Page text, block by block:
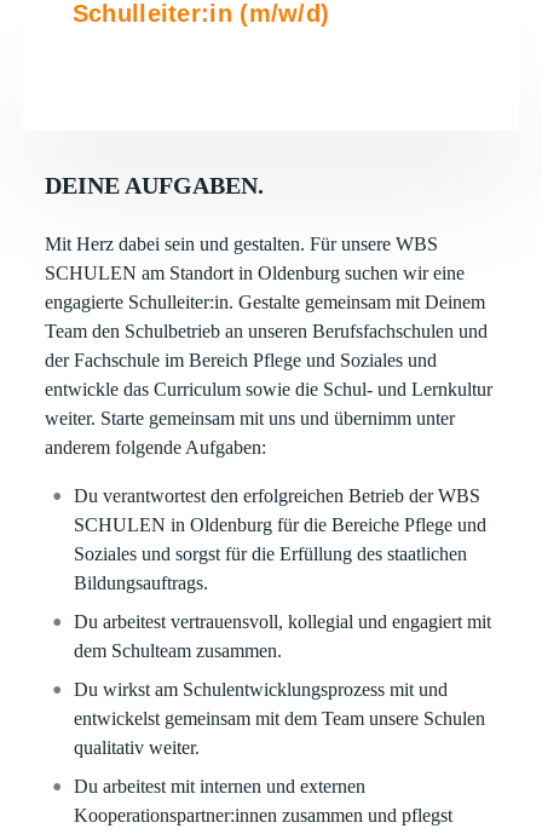
Schulleiter:in (m/w/d)
DEINE AUFGABEN.
Mit Herz dabei sein und gestalten. Für unsere WBS
SCHULEN am Standort in Oldenburg suchen wir eine
engagierte Schulleiter:in. Gestalte gemeinsam mit Deinem
Team den Schulbetrieb an unseren Berufsfachschulen und
der Fachschule im Bereich Pflege und Soziales und
entwickle das Curriculum sowie die Schul- und Lernkultur
weiter. Starte gemeinsam mit uns und übernimm unter
anderem folgende Aufgaben:
Du verantwortest den erfolgreichen Betrieb der WBS
SCHULEN in Oldenburg für die Bereiche Pflege und
Soziales und sorgst für die Erfüllung des staatlichen
Bildungsauftrags.
Du arbeitest vertrauensvoll, kollegial und engagiert mit
dem Schulteam zusammen.
Du wirkst am Schulentwicklungsprozess mit und
entwickelst gemeinsam mit dem Team unsere Schulen
qualitativ weiter.
Du arbeitest mit internen und externen
Kooperationspartner:innen zusammen und pflegst